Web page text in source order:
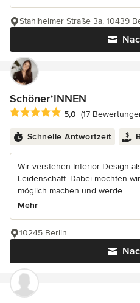
Stahlheimer Straße 3a, 10439
Schöner*INNEN
Durchschnittliche Bewertung:
5,0 (17
Schnelle Antwortzeit
Wir verstehen Interior Design
Leidenschaft. Dabei möchten
möglich machen und werde...
Mehr
10245 Berlin